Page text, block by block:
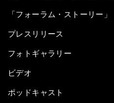
「フォーラム・ストーリー」
プレスリリース
フォトギャラリー
ビデオ
ポッドキャスト